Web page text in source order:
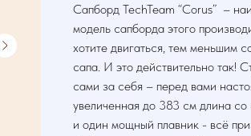
Сапборд TechTeam “Corus” –
модель сапборда этого
хотите двигаться, тем меньшим
сапа. И это действительно так!
сами за себя – перед вами
увеличенная до 383 см длина
и один мощный плавник - всё